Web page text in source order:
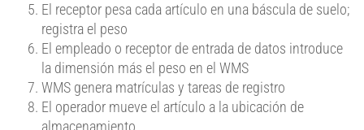
El receptor pesa cada artículo en una báscula de suelo;
registra el peso
El empleado o receptor de entrada de datos introduce
la dimensión más el peso en el WMS
WMS genera matrículas y tareas de registro
El operador mueve el artículo a la ubicación de